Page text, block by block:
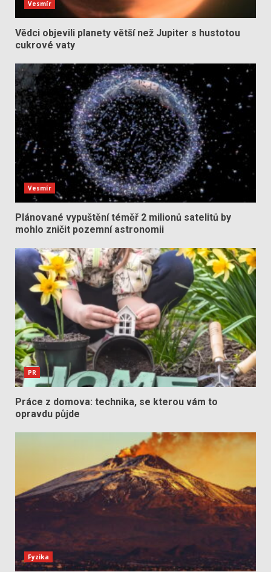
Vesmír
Vědci objevili planety větší než Jupiter s hustotou
cukrové vaty
Vesmír
Plánované vypuštění téměř 2 milionů satelitů by
mohlo zničit pozemní astronomii
PR
Práce z domova: technika, se kterou vám to
opravdu půjde
Fyzika